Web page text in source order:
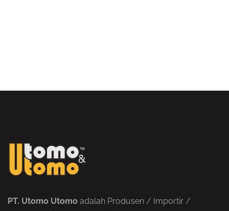
PT. Utomo Utomo adalah Produsen / Importir /